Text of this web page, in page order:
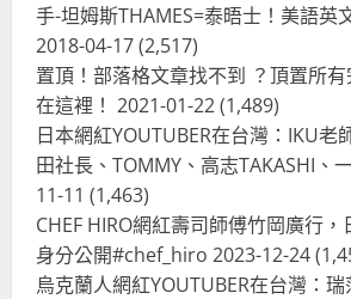
手-坦姆斯THAMES=泰晤士！美語英
2018-04-17(2,517)
置頂！部落格文章找不到 ？頂置所
在這裡！ 2021-01-22(1,489)
日本網紅YOUTUBER在台灣：IKU老
田社長、TOMMY、高志TAKASHI、
11-11 (1,463)
CHEF HIRO網紅壽司師傅竹岡廣行
身分公開#chef_hiro 2023-12-24
烏克蘭人網紅YOUTUBER在台灣：
3
台灣餐飲在全球 電影戲
獨家！芭比珍奶！
BARBIE芭比娃娃
方影片！日出茶太
活動
2023-08-03
4
台灣餐飲在全球
受歡迎，波霸奶茶
龍，網紅宣傳華沙
2023-07-15